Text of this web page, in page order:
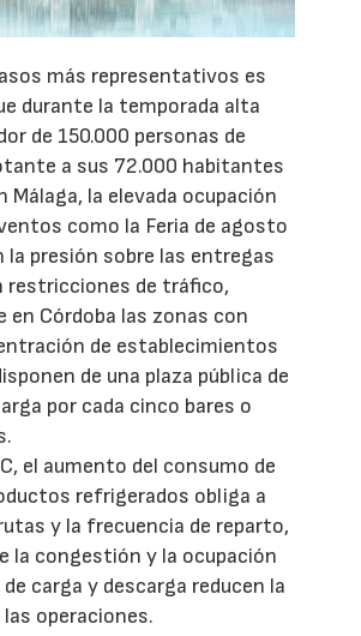
más representativos es
durante la temporada alta
de 150.000 personas de
a sus 72.000 habitantes
Málaga, la elevada ocupación
como la Feria de agosto
la presión sobre las entregas
restricciones de tráfico,
en Córdoba las zonas con
de establecimientos
de una plaza pública de
por cada cinco bares o
el aumento del consumo de
refrigerados obliga a
y la frecuencia de reparto,
la congestión y la ocupación
carga y descarga reducen la
operaciones.